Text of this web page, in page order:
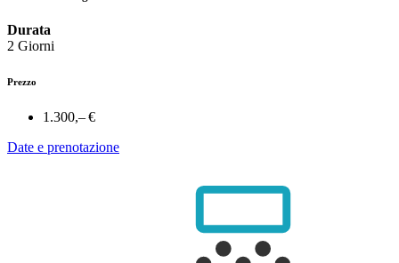
Durata
2 Giorni
Prezzo
1.300,– €
Date e prenotazione